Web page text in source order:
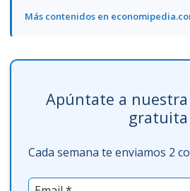
Más contenidos en
Apúntate a
gratuita
Cada semana te enviamos 2